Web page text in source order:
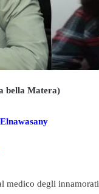
bella Matera)
medico degli innamorati,